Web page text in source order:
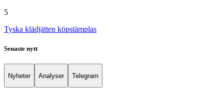
5
Tyska klädjätten köpstämplas
Senaste nytt
Nyheter Analyser Telegram